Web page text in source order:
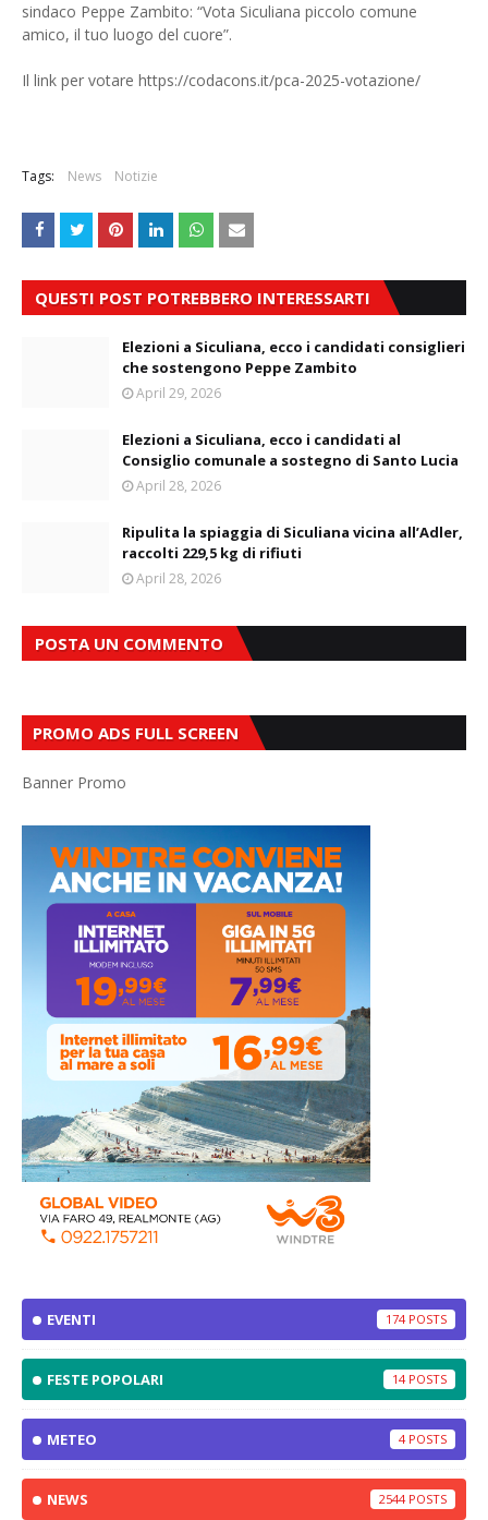
sindaco Peppe Zambito: “Vota Siculiana piccolo comune
amico, il tuo luogo del cuore”.
Il link per votare https://codacons.it/pca-2025-votazione/
Tags: News Notizie
QUESTI POST POTREBBERO INTERESSARTI
Elezioni a Siculiana, ecco i candidati consiglieri
che sostengono Peppe Zambito
April 29, 2026
Elezioni a Siculiana, ecco i candidati al
Consiglio comunale a sostegno di Santo Lucia
April 28, 2026
Ripulita la spiaggia di Siculiana vicina all’Adler,
raccolti 229,5 kg di rifiuti
April 28, 2026
POSTA UN COMMENTO
PROMO ADS FULL SCREEN
Banner Promo
EVENTI 174
FESTE POPOLARI 14
METEO 4
NEWS 2544